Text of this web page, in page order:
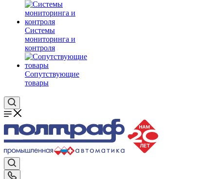
Системы
мониторинга и
контроля
Сопутствующие
товары